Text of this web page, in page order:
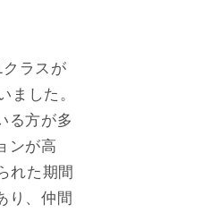
ラスが
ました。
る方が多
ンが高
れた期間
り、仲間